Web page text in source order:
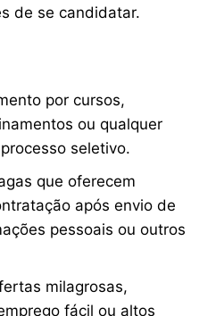
de se candidatar.
por cursos,
ou qualquer
seletivo.
que oferecem
após envio de
pessoais ou outros
milagrosas,
fácil ou altos